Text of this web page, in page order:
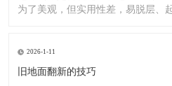
为了美观，但实用性差，易脱层、
2026-1-11
旧地面翻新的技巧